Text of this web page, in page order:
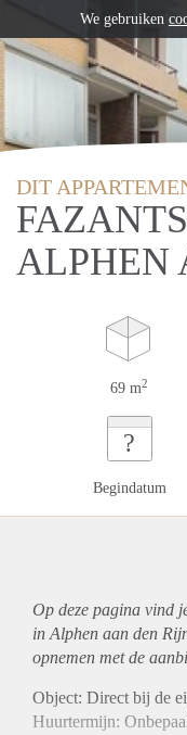
DIT
ALPHEN
69 m2
?
Begindatum
Op deze pagina vind
in Alphen aan den
opnemen met de
Object: Direct bij de
Huurtermijn:
We gebruiken